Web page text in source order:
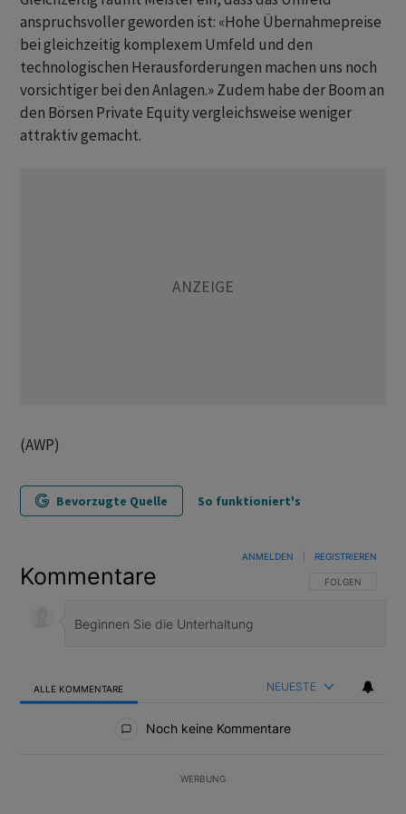
anspruchsvoller geworden ist: «Hohe Übernahmepreise
bei gleichzeitig komplexem Umfeld und den
technologischen Herausforderungen machen uns noch
vorsichtiger bei den Anlagen.» Zudem habe der Boom an
den Börsen Private Equity vergleichsweise weniger
attraktiv gemacht.
(AWP)
Bevorzugte Quelle So funktioniert's
Kommentare FOLGE DIESER
FOLGEN
ANMELDEN REGISTRIEREN
ALLE KOMMENTARE NEUESTE
Noch keine Kommentare
WERBUNG